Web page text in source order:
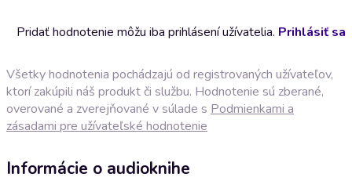
Pridať hodnotenie môžu iba prihlásení užívatelia. Prihlásiť sa
Všetky hodnotenia pochádzajú od registrovaných užívateľov,
ktorí zakúpili náš produkt či službu. Hodnotenie sú zberané,
overované a zverejňované v súlade s Podmienkami a
zásadami pre užívateľské hodnotenie
Informácie o audioknihe